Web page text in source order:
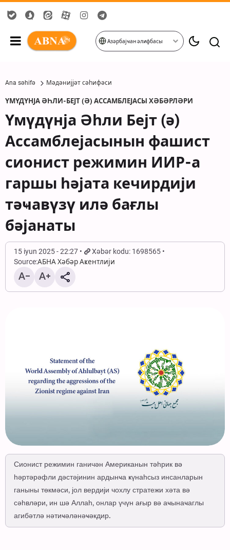
Азәрбајҹан әлифбасы
Ana səhifə Мәдәнијјәт сәһифәси
ҮМҮДҮНЈА ӘҺЛИ-БЕЈТ (Ә) АССАМБЛЕЈАСЫ ХӘБӘРЛӘРИ
Үмүдүнја Әһли Бејт (ә)
Ассамблејасынын фашист
сионист режимин ИИР-а
гаршы һәјата кечирдији
тәҹавүзү илә бағлы
бәјанаты
15 iyun 2025 - 22:27
Xəbər kodu: 1698565
Source:АБНА Хәбәр Аҝентлији
Сионист режимин ганичән Американын тәһрик вә
һәртәрәфли дәстәјинин ардынҹа ҝүнаһсыз инсанларын
ганыны төкмәси, јол вердији чохлу стратежи хәта вә
сәһвләри, ин шә Аллаһ, онлар үчүн ағыр вә аҹынаҹаглы
агибәтлә нәтиҹәләнәҹәкдир.